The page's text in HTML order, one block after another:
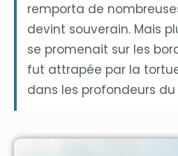
remporta de
devint souverain. Mais
se promenait sur les
fut attrapée par la
dans les profondeurs du